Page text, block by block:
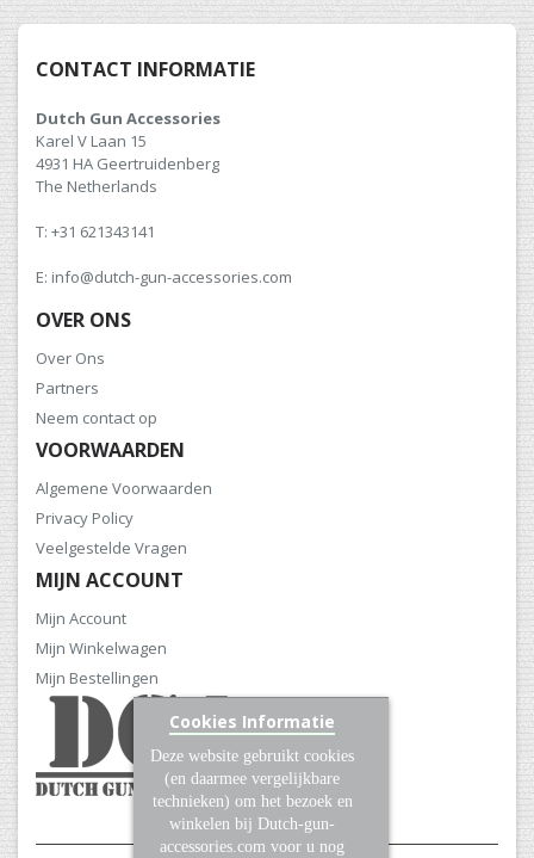
CONTACT INFORMATIE
Dutch Gun Accessories
Karel V Laan 15
4931 HA Geertruidenberg
The Netherlands
T: +31 621343141
E: info@dutch-gun-accessories.com
OVER ONS
Over Ons
Partners
Neem contact op
VOORWAARDEN
Algemene Voorwaarden
Privacy Policy
Veelgestelde Vragen
MIJN ACCOUNT
Mijn Account
Mijn Winkelwagen
Mijn Bestellingen
Cookies Informatie
Deze website gebruikt cookies
(en daarmee vergelijkbare
technieken) om het bezoek en
winkelen bij Dutch-gun-
accessories.com voor u nog